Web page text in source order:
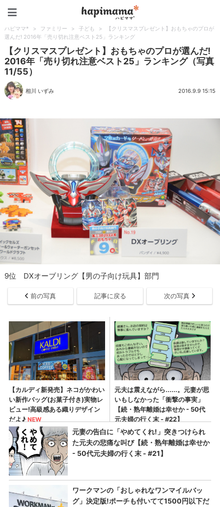
ハピママ* > ファミリー > 子ども >
【クリスマスプレゼント】おもちゃのプロが
選んだ! 2016年「売り切れ注意ベスト25」ランキング
【クリスマスプレゼント】おもちゃのプロが選んだ!
2016年「売り切れ注意ベスト25」ランキング（写真
11/55）
相川 いずみ 2016.9.9 15:15
9位 DXオーブリング【男の子向け玩具】部門
前の写真 記事に戻る 次の写真